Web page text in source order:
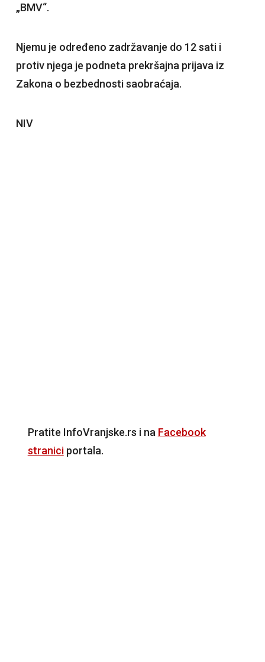
„BMV“.
Njemu je određeno zadržavanje do 12 sati i
protiv njega je podneta prekršajna prijava iz
Zakona o bezbednosti saobraćaja.
NIV
Pratite InfoVranjske.rs i na Facebook
straniciportala.